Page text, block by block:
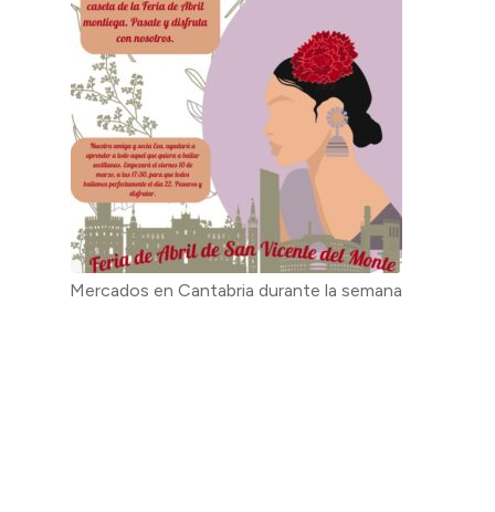
Mercados en Cantabria durante la semana